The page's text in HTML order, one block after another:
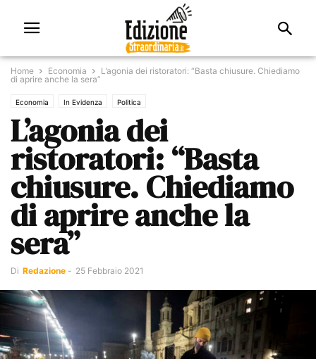
Home Economia
L’agonia dei ristoratori: “Basta chiusure. Chiediamo
di aprire anche la sera”
Economia In Evidenza Politica
L’agonia dei
ristoratori: “Basta
chiusure. Chiediamo
di aprire anche la
sera”
Di Redazione - 25 Febbraio 2021